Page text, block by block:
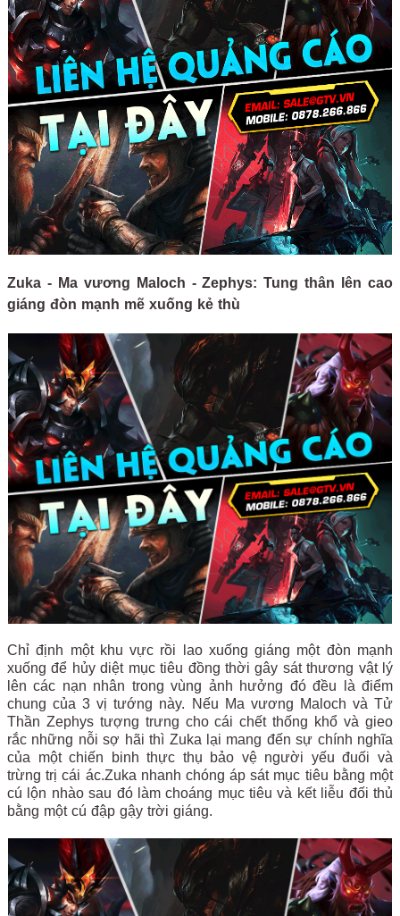
Zuka - Ma vương Maloch - Zephys: Tung thân lên cao
giáng đòn mạnh mẽ xuống kẻ thù
Chỉ định một khu vực rồi lao xuống giáng một đòn mạnh
xuống để hủy diệt mục tiêu đồng thời gây sát thương vật lý
lên các nạn nhân trong vùng ảnh hưởng đó đều là điểm
chung của 3 vị tướng này. Nếu Ma vương Maloch và Tử
Thần Zephys tượng trưng cho cái chết thống khổ và gieo
rắc những nỗi sợ hãi thì Zuka lại mang đến sự chính nghĩa
của một chiến binh thực thụ bảo vệ người yếu đuối và
trừng trị cái ác.Zuka nhanh chóng áp sát mục tiêu bằng một
cú lộn nhào sau đó làm choáng mục tiêu và kết liễu đối thủ
bằng một cú đập gậy trời giáng.